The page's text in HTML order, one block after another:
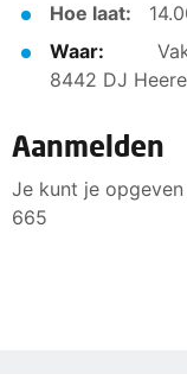
Hoe laat:
Waar:
8442 DJ
Aanmelden
Je kunt je
665